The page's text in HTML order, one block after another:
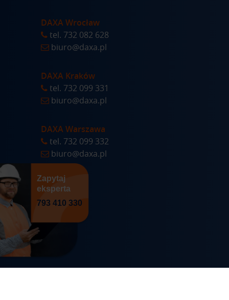
DAXA Wrocław
tel. 732 082 628
biuro@daxa.pl
DAXA Kraków
tel. 732 099 331
biuro@daxa.pl
DAXA Warszawa
tel. 732 099 332
biuro@daxa.pl
Zapytaj
eksperta
793 410 330